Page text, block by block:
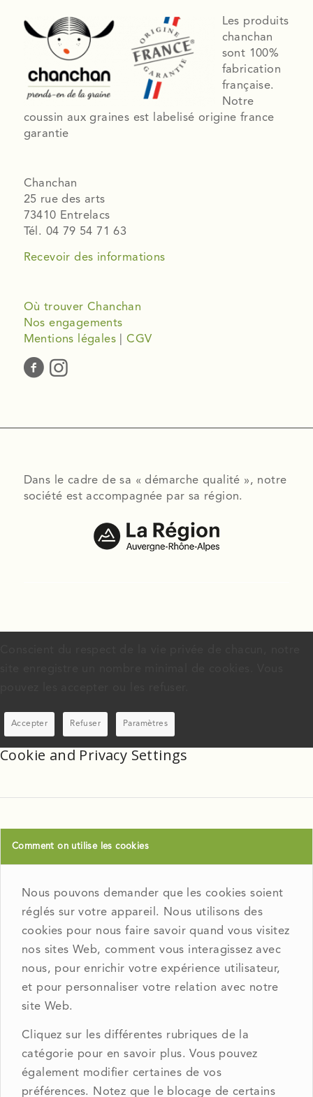
Les produits
chanchan
sont 100%
fabrication
française.
Notre
coussin aux graines est labelisé origine france
garantie
Chanchan
25 rue des arts
73410 Entrelacs
Tél. 04 79 54 71 63
Recevoir des informations
Où trouver Chanchan
Nos engagements
Mentions légales |CGV
Dans le cadre de sa « démarche qualité », notre
société est accompagnée par sa région.
Accepter Refuser Paramètres
Cookie and Privacy Settings
Comment on utilise les cookies
Nous pouvons demander que les cookies soient
réglés sur votre appareil. Nous utilisons des
cookies pour nous faire savoir quand vous visitez
nos sites Web, comment vous interagissez avec
nous, pour enrichir votre expérience utilisateur,
et pour personnaliser votre relation avec notre
site Web.
Cliquez sur les différentes rubriques de la
catégorie pour en savoir plus. Vous pouvez
également modifier certaines de vos
préférences. Notez que le blocage de certains